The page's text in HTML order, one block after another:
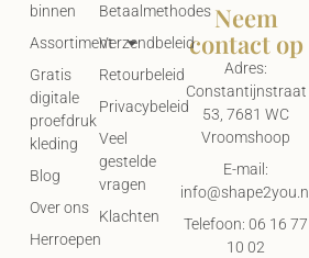
Betaalmethodes
Verzendbeleid
Retourbeleid
Privacybeleid
Veel
gestelde
vragen
Klachten
binnen
Assortiment
Gratis
digitale
proefdruk
kleding
Blog
Over ons
Herroepen
Neem
contact op
Adres:
Constantijnstraat
53, 7681 WC
Vroomshoop
E-mail:
info@shape2you.nl
Telefoon: 06 16 77
10 02